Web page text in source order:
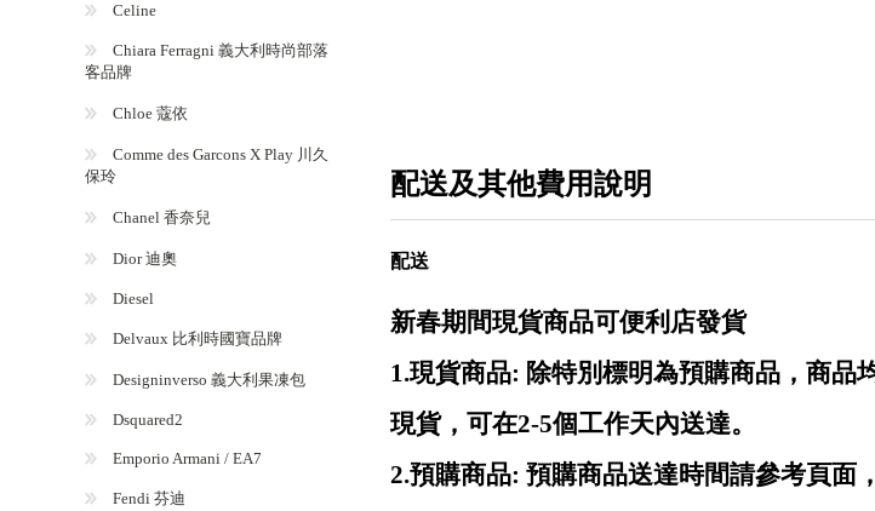
Emporio
配送及其他費用說明
配送
新春期間現貨商品可便利店發貨
1.現貨商品: 除特別標明為預購商品，商品
現貨，可在2-5個工作天內送達。
2.預購商品: 預購商品送達時間請參考頁面
Celine
Chiara Ferragni 義大利時尚部落
客品牌
Chloe 蔻依
Comme des Garcons X Play 川久
保玲
Chanel 香奈兒
Dior 迪奧
Diesel
Delvaux 比利時國寶品牌
Designinverso 義大利果凍包
Dsquared2
Emporio Armani / EA7
Fendi 芬迪